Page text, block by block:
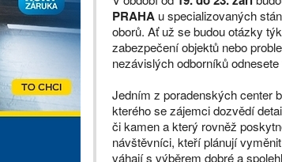
PRAHA u specializovaných
oborů. Ať už se budou otázky
zabezpečení objektů nebo
nezávislých odborníků
Jedním z poradenských center
kterého se zájemci dozvědí
či kamen a který rovněž
návštěvníci, kteří plánují
váhají s výběrem dobré a